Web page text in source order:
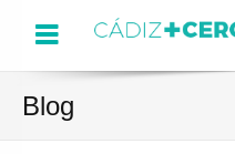
Menu
Blog